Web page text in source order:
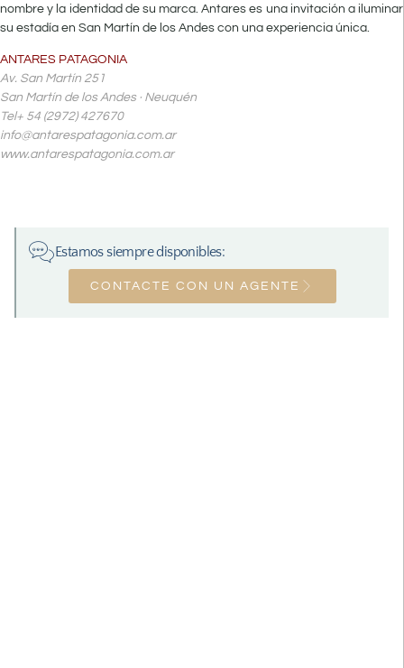
nombre y la identidad de su marca. Antares es una invitación a iluminar
su estadía en San Martín de los Andes con una experiencia única.
ANTARES PATAGONIA
Av. San Martín 251
San Martín de los Andes · Neuquén
Tel+ 54 (2972) 427670
info@antarespatagonia.com.ar
www.antarespatagonia.com.ar
Estamos siempre disponibles:
CONTACTE CON UN AGENTE